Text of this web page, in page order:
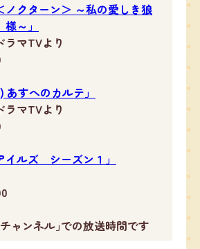
ノクターン＞ ～私の愛しき狼
～」
マTVより
あすへのカルテ」
マTVより
イルズ シーズン１」
ャンネル｣での放送時間です